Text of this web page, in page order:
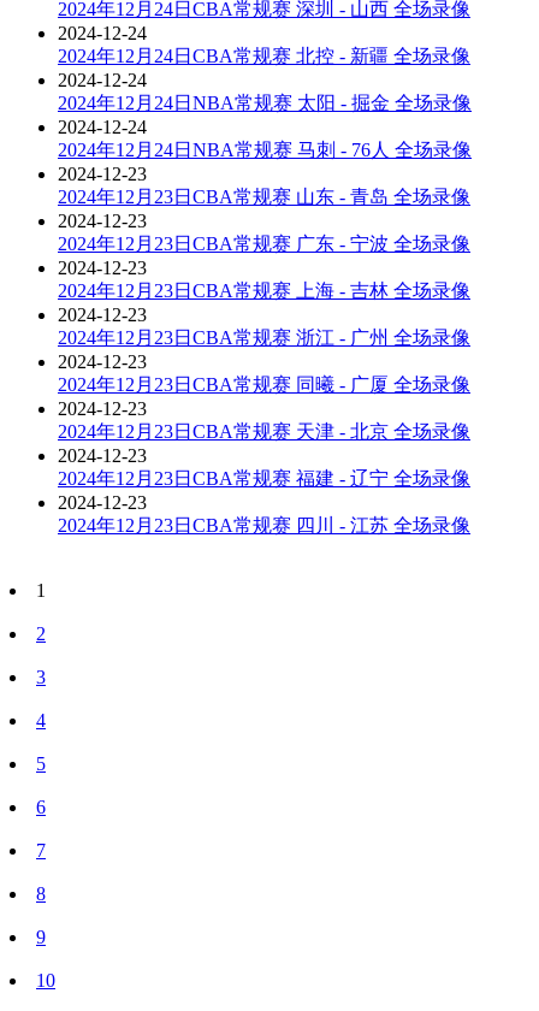
2024年12月24日CBA常规赛 深圳 - 山西 全场录像
2024-12-24
2024年12月24日CBA常规赛 北控 - 新疆 全场录像
2024-12-24
2024年12月24日NBA常规赛 太阳 - 掘金 全场录像
2024-12-24
2024年12月24日NBA常规赛 马刺 - 76人 全场录像
2024-12-23
2024年12月23日CBA常规赛 山东 - 青岛 全场录像
2024-12-23
2024年12月23日CBA常规赛 广东 - 宁波 全场录像
2024-12-23
2024年12月23日CBA常规赛 上海 - 吉林 全场录像
2024-12-23
2024年12月23日CBA常规赛 浙江 - 广州 全场录像
2024-12-23
2024年12月23日CBA常规赛 同曦 - 广厦 全场录像
2024-12-23
2024年12月23日CBA常规赛 天津 - 北京 全场录像
2024-12-23
2024年12月23日CBA常规赛 福建 - 辽宁 全场录像
2024-12-23
2024年12月23日CBA常规赛 四川 - 江苏 全场录像
1
2
3
4
5
6
7
8
9
10